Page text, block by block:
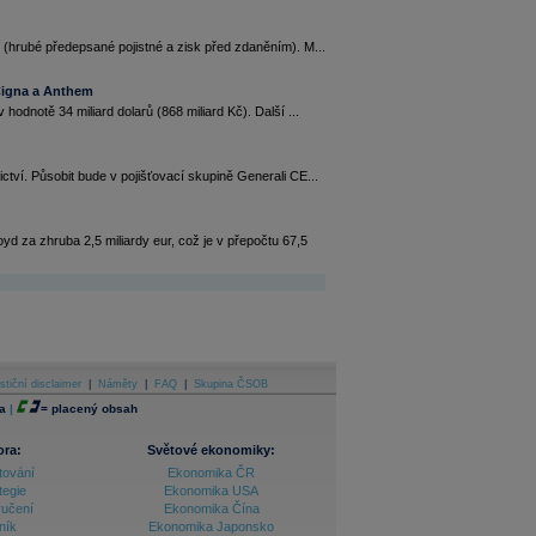
předepsané pojistné a zisk před zdaněním). M...
a Anthem
34 miliard dolarů (868 miliard Kč). Další ...
Působit bude v pojišťovací skupině Generali CE...
za zhruba 2,5 miliardy eur, což je v přepočtu 67,5
disclaimer Náměty FAQ Skupina ČSOB
| = placený obsah
Světové ekonomiky:
Ekonomika ČR
Ekonomika USA
Ekonomika Čína
Ekonomika Japonsko